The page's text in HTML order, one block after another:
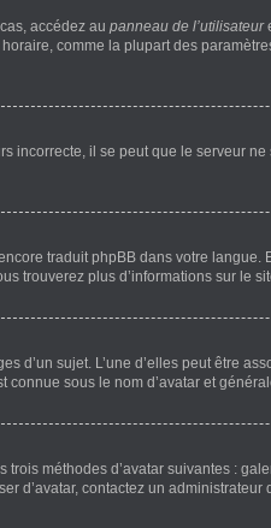
accédez au panneau de l’utilisateur
comme la plupart des
incorrecte, il se peut que le serveur
traduit phpBB dans votre
trouverez plus d’informations sur le
d’un sujet. L’une d’elles peut être
sous le nom d’avatar et
méthodes d’avatar suivantes :
d’avatar, contactez un administrateur